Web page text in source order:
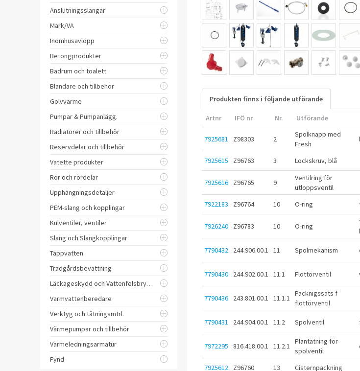
Anslutningsslangar
Mark/VA
Inomhusavlopp
Betongprodukter
Badrum och toalett
Blandare och tillbehör
Golvvärme
Pumpar & Pumpanlägg.
Radiatorer och tillbehör
Reservdelar och tillbehör
Vatette produkter
Rör och rördelar
Upphängningsdetaljer
PEM-slang och kopplingar
Kulventiler, ventiler
Slang och Slangkopplingar
Tappvatten
Trädgårdsbevattning
Läckageskydd och Vattenfelsbrytare
Varmvattenberedare
Verktyg och tätningsmtrl.
Värmepumpar och tillbehör
Värmeledningsarmatur
Fynd
Produkten finns i följande utförande
Artnr IFÖ nr Nr. Utförande
7925681 Z98303 2
Spolknapp med
Fresh
7925615 Z96763 3 Lockskruv, blå
7925616 Z96765 9
Ventilring för
utloppsventil
7922183 Z96764 10 O-ring
7926240 Z96783 10 O-ring
7790432 244.906.00.1 11 Spolmekanism
7790430 244.902.00.1 11.1 Flottörventil
7790436 243.801.00.1 11.1.1
Packnigssats f
flottörventil
7790431 244.904.00.1 11.2 Spolventil
7972295 816.418.00.1 11.2.1
Plantätning för
spolventil
7925612 Z96760 13 Cisternpackning